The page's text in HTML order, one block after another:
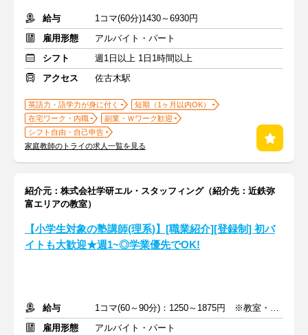
給与
1コマ(60分)1430～6930円
雇用形態
アルバイト・パート
シフト
週1日以上 1日1時間以上
アクセス
佐古木駅
英語力・語学力が身に付く
短期（1ヶ月以内OK）
在宅ワーク・内職
副業・Ｗワーク歓迎
シフト自由・自己申告
家庭教師のトライの求人一覧を見る
紹介元：株式会社学研エル・スタッフィング（紹介先：近鉄弥
富エリアの教室）
【小学生対象の塾講師(理系)】[職業紹介][登録制] 初バ
イトも大歓迎★週1~◎学業優先でOK!
給与
1コマ(60～90分)：1250～1875円 ※教室・指導内容・対象による
雇用形態
アルバイト・パート